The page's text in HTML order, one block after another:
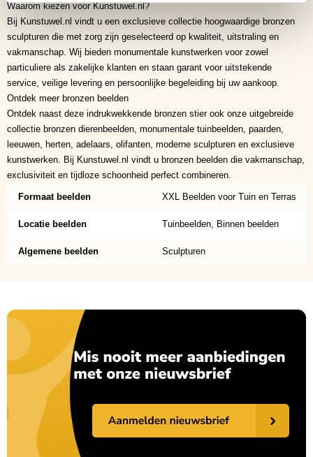
Waarom kiezen voor Kunstuwel.nl?
Bij Kunstuwel.nl vindt u een exclusieve collectie hoogwaardige bronzen
sculpturen die met zorg zijn geselecteerd op kwaliteit, uitstraling en
vakmanschap. Wij bieden monumentale kunstwerken voor zowel
particuliere als zakelijke klanten en staan garant voor uitstekende
service, veilige levering en persoonlijke begeleiding bij uw aankoop.
Ontdek meer bronzen beelden
Ontdek naast deze indrukwekkende bronzen stier ook onze uitgebreide
collectie bronzen dierenbeelden, monumentale tuinbeelden, paarden,
leeuwen, herten, adelaars, olifanten, moderne sculpturen en exclusieve
kunstwerken. Bij Kunstuwel.nl vindt u bronzen beelden die vakmanschap,
exclusiviteit en tijdloze schoonheid perfect combineren.
Formaat beelden XXL Beelden voor Tuin en Terras
Locatie beelden Tuinbeelden, Binnen beelden
Algemene beelden Sculpturen